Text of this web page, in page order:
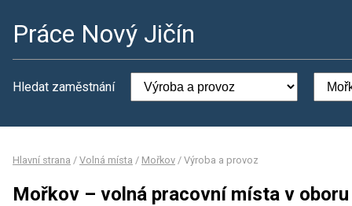
Práce Nový Jičín
Hledat zaměstnání
Hlavní strana / Volná místa / Mořkov / Výroba a provoz
Mořkov – volná pracovní místa v